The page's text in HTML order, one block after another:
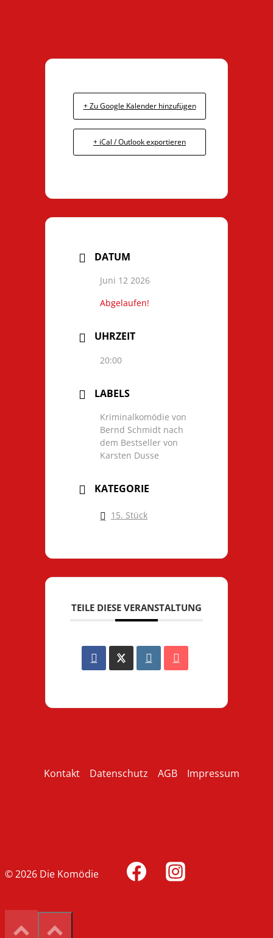
+ Zu Google Kalender hinzufügen
+ iCal / Outlook exportieren
DATUM
Juni 12 2026
Abgelaufen!
UHRZEIT
20:00
LABELS
Kriminalkomödie von
Bernd Schmidt nach
dem Bestseller von
Karsten Dusse
KATEGORIE
15. Stück
TEILE DIESE VERANSTALTUNG
Kontakt Datenschutz AGB Impressum
© 2026 Die Komödie